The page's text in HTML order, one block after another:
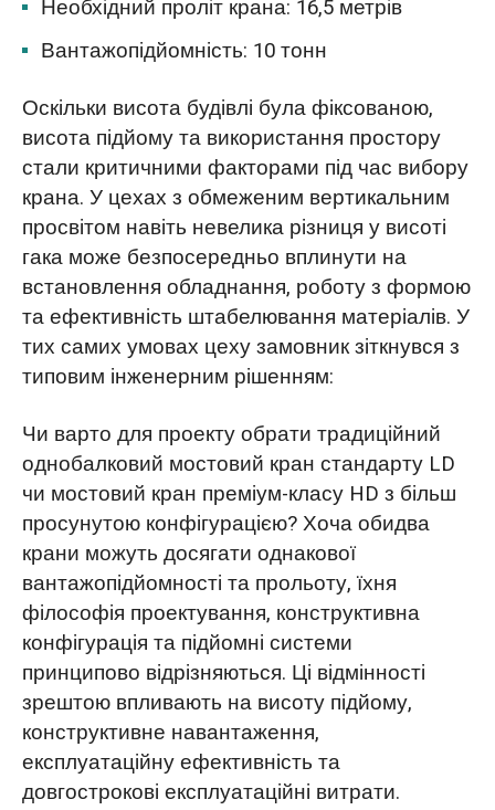
Необхідний проліт крана: 16,5 метрів
Вантажопідйомність: 10 тонн
Оскільки висота будівлі була фіксованою,
висота підйому та використання простору
стали критичними факторами під час вибору
крана. У цехах з обмеженим вертикальним
просвітом навіть невелика різниця у висоті
гака може безпосередньо вплинути на
встановлення обладнання, роботу з формою
та ефективність штабелювання матеріалів. У
тих самих умовах цеху замовник зіткнувся з
типовим інженерним рішенням:
Чи варто для проекту обрати традиційний
однобалковий мостовий кран стандарту LD
чи мостовий кран преміум-класу HD з більш
просунутою конфігурацією? Хоча обидва
крани можуть досягати однакової
вантажопідйомності та прольоту, їхня
філософія проектування, конструктивна
конфігурація та підйомні системи
принципово відрізняються. Ці відмінності
зрештою впливають на висоту підйому,
конструктивне навантаження,
експлуатаційну ефективність та
довгострокові експлуатаційні витрати.